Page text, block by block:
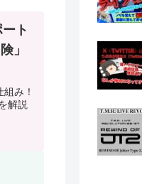
ト
」
み！
解説